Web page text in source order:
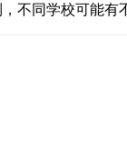
不同学校可能